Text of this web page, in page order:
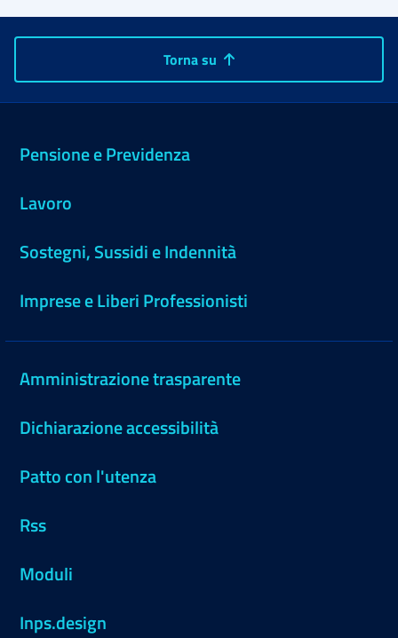
Torna su
Pensione e Previdenza
Lavoro
Sostegni, Sussidi e Indennità
Imprese e Liberi Professionisti
Amministrazione trasparente
Dichiarazione accessibilità
Patto con l'utenza
Rss
Moduli
Inps.design